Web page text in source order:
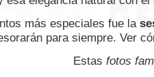
más especiales fue la
para siempre. Ver
Estas fotos